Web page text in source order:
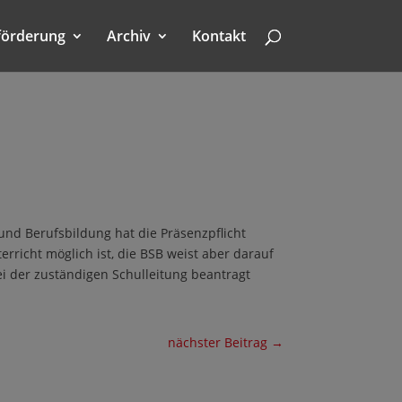
Archiv Kontakt
Berufsbildung hat die Präsenzpflicht
möglich ist, die BSB weist aber darauf
der zuständigen Schulleitung beantragt
nächster Beitrag →